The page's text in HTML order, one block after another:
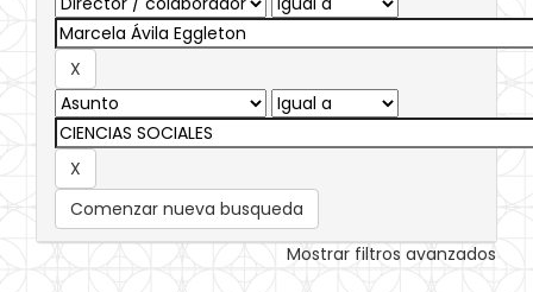
Comenzar nueva busqueda
Mostrar filtros avanzados